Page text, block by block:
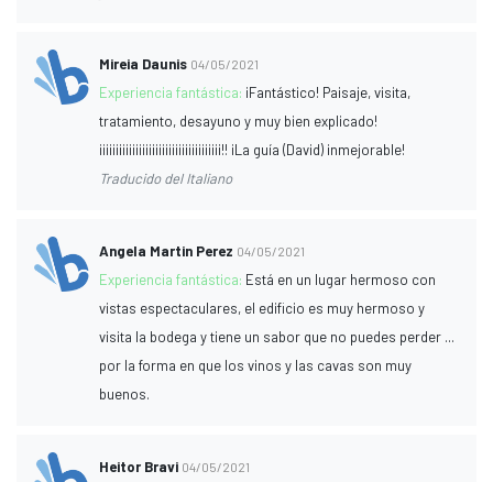
Mireia Daunis 04/05/2021
Experiencia fantástica: ¡Fantástico! Paisaje, visita,
tratamiento, desayuno y muy bien explicado!
¡¡¡¡¡¡¡¡¡¡¡¡¡¡¡¡¡¡¡¡¡¡¡¡¡¡¡¡¡¡¡¡¡¡¡¡¡!! ¡La guía (David) inmejorable!
Traducido del Italiano
Angela Martin Perez 04/05/2021
Experiencia fantástica: Está en un lugar hermoso con
vistas espectaculares, el edificio es muy hermoso y
visita la bodega y tiene un sabor que no puedes perder ...
por la forma en que los vinos y las cavas son muy
buenos.
Heitor Bravi 04/05/2021